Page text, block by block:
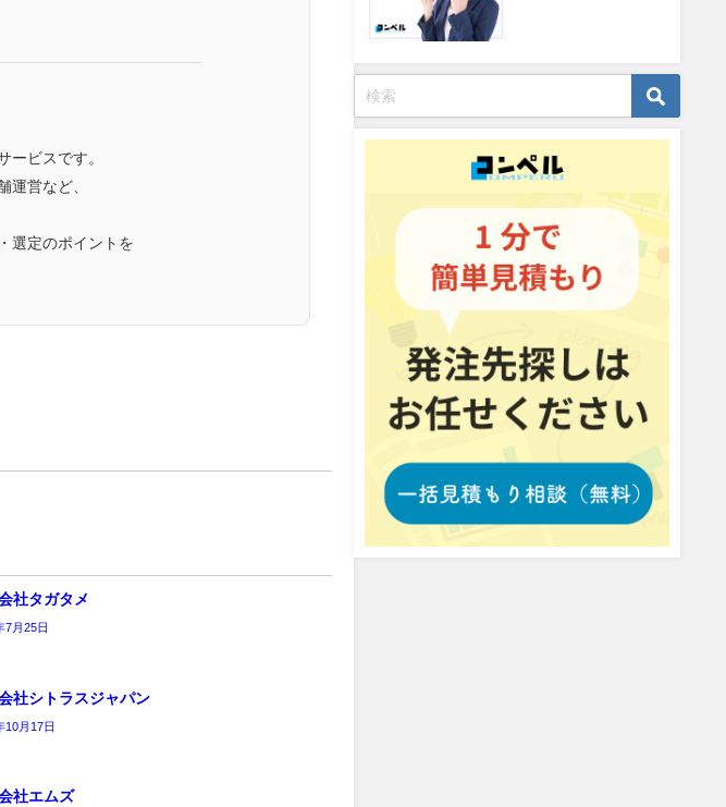
ービスです。
運営など、
選定のポイントを
社タガタメ
7月25日
社シトラスジャパン
10月17日
社エムズ